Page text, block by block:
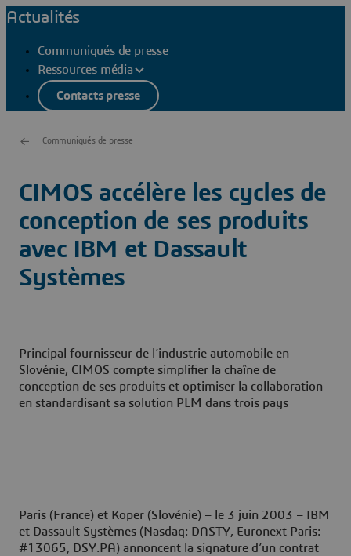
Actualités
Communiqués de presse
Ressources média
Contacts presse
Communiqués de presse
CIMOS accélère les cycles de
conception de ses produits
avec IBM et Dassault
Systèmes
Principal fournisseur de l’industrie automobile en
Slovénie, CIMOS compte simplifier la chaîne de
conception de ses produits et optimiser la collaboration
en standardisant sa solution PLM dans trois pays
Paris (France) et Koper (Slovénie) – le 3 juin 2003 – IBM
et Dassault Systèmes (Nasdaq: DASTY, Euronext Paris:
#13065, DSY.PA) annoncent la signature d’un contrat